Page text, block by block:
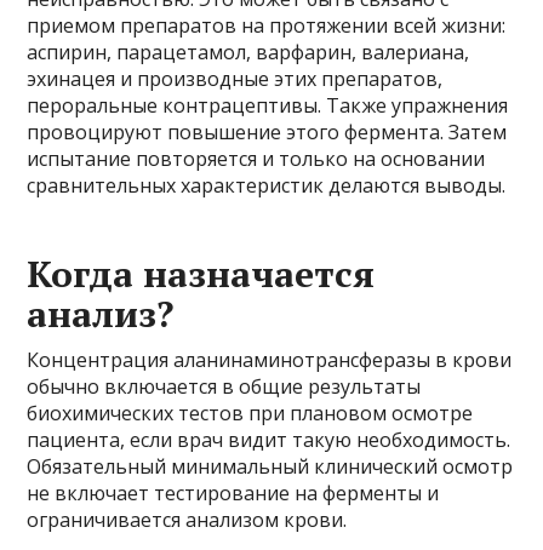
приемом препаратов на протяжении всей жизни:
аспирин, парацетамол, варфарин, валериана,
эхинацея и производные этих препаратов,
пероральные контрацептивы. Также упражнения
провоцируют повышение этого фермента. Затем
испытание повторяется и только на основании
сравнительных характеристик делаются выводы.
Когда назначается
анализ?
Концентрация аланинаминотрансферазы в крови
обычно включается в общие результаты
биохимических тестов при плановом осмотре
пациента, если врач видит такую ​​необходимость.
Обязательный минимальный клинический осмотр
не включает тестирование на ферменты и
ограничивается анализом крови.